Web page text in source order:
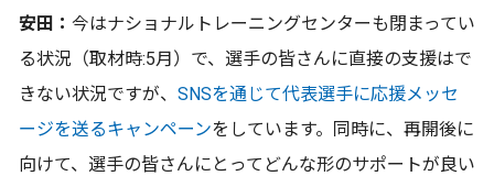
安田： 今はナショナルトレーニングセンターも閉まってい
る状況（取材時:5月）で、選手の皆さんに直接の支援はで
きない状況ですが、 SNSを通じて代表選手に応援メッセ
ージを送るキャンペーンをしています。同時に、再開後に
向けて、選手の皆さんにとってどんな形のサポートが良い